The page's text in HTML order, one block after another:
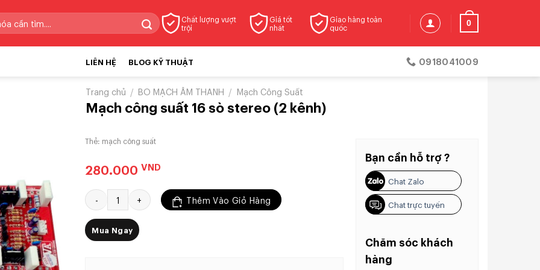
Chất lượng vượt
trội
Giá tốt
nhất
Giao hàng toàn
quốc
0
LIÊN HỆ BLOG KỸ THUẬT 0918041009
Trang chủ / BO MẠCH ÂM THANH / Mạch Công Suất
Mạch công suất 16 sò stereo (2 kênh)
Thẻ: mạch công suất
280.000VND
Mạch công suất 16 sò stereo (2 kênh) số lượng
Thêm Vào Giỏ Hàng
Mua Ngay
Bạn cần hỗ trợ ?
Chat Zalo
Chat trực tuyến
Chăm sóc khách
hàng